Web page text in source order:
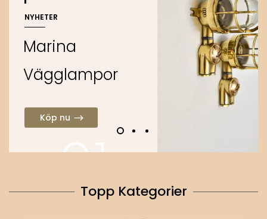
NYHETER
Marina
Vägglampor
Köp nu
Topp Kategorier